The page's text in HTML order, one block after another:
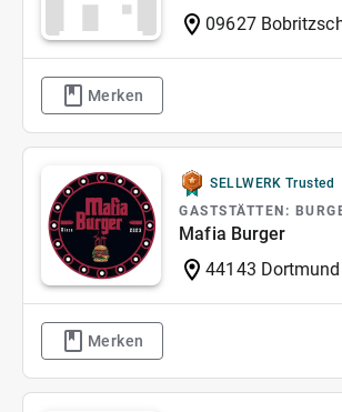
09627
Merken
SELLWERK Trusted
GASTSTÄTTEN:
Mafia Burger
44143 Dortmund
Merken